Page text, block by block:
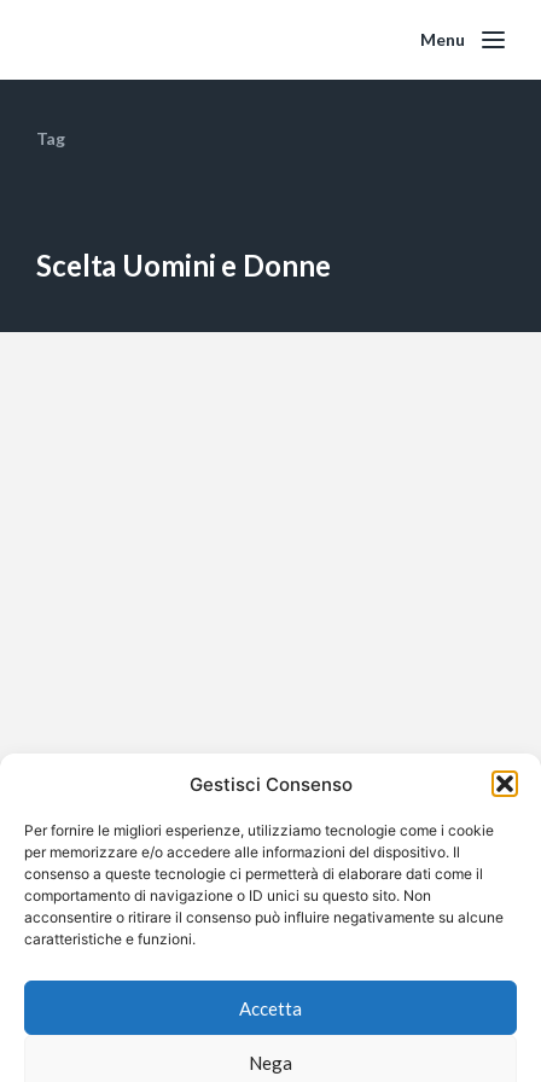
Gestisci Consenso
Per fornire le migliori esperienze, utilizziamo tecnologie come i cookie
per memorizzare e/o accedere alle informazioni del dispositivo. Il
consenso a queste tecnologie ci permetterà di elaborare dati come il
comportamento di navigazione o ID unici su questo sito. Non
acconsentire o ritirare il consenso può influire negativamente su alcune
caratteristiche e funzioni.
Accetta
Nega
Menu
Tag
Scelta Uomini e Donne
©2026 Free Streaming